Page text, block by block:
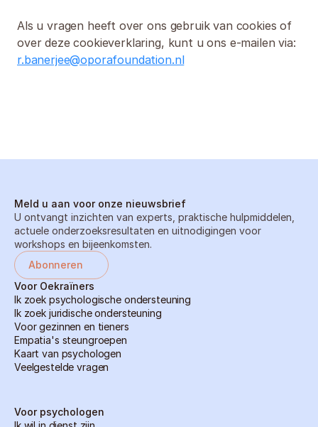
Als u vragen heeft over ons gebruik van cookies of
r.banerjee@oporafoundation.nl
Meld u aan voor onze nieuwsbrief
U ontvangt inzichten van experts, praktische hulpmiddelen,
actuele onderzoeksresultaten en uitnodigingen voor
workshops en bijeenkomsten.
Abonneren
Voor Oekraïners
Ik zoek psychologische ondersteuning
Ik zoek juridische ondersteuning
Voor gezinnen en tieners
Empatia's steungroepen
Kaart van psychologen
Veelgestelde vragen
Voor psychologen